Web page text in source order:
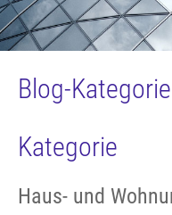
Blog-
Kategorie
Haus- und